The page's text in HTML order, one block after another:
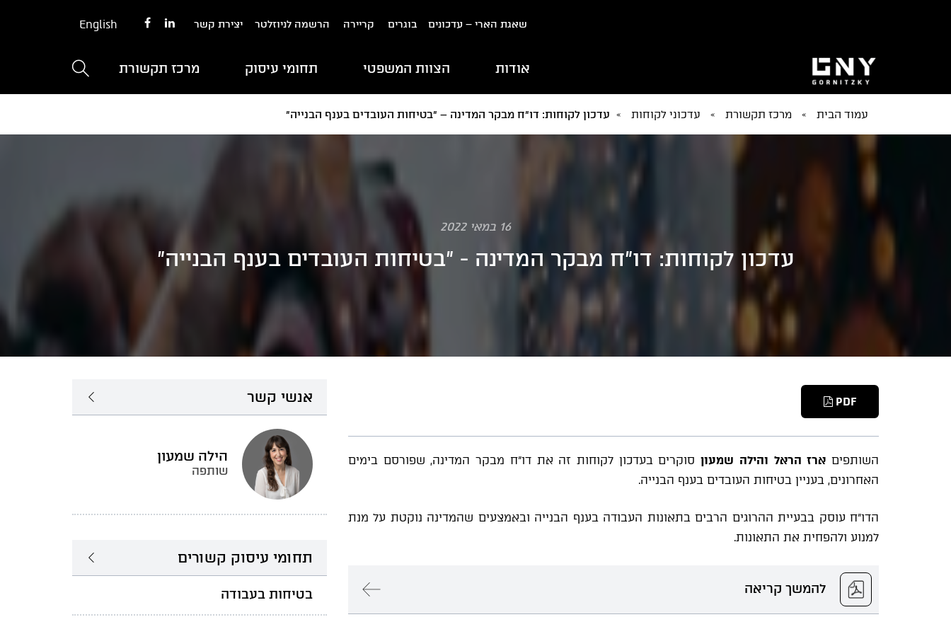
שאגת הארי – עדכונים בוגרים קריירה הרשמה לניוזלטר יצירת קשר English
אודות הצוות המשפטי תחומי עיסוק מרכז תקשורת
עמוד הבית » מרכז תקשורת » עדכוני לקוחות » עדכון לקוחות: דו"ח מבקר המדינה – "בטיחות העובדים בענף הבנייה"
16 במאי 2022
עדכון לקוחות: דו"ח מבקר המדינה - "בטיחות העובדים בענף הבנייה"
PDF
השותפים ארז הראל והילה שמעוןסוקרים בעדכון לקוחות זה את דו"ח מבקר המדינה, שפורסם בימים
האחרונים, בעניין בטיחות העובדים בענף הבנייה.
הדו"ח עוסק בבעיית ההרוגים הרבים בתאונות העבודה בענף הבנייה ובאמצעים שהמדינה נוקטת על מנת
למנוע ולהפחית את התאונות.
להמשך קריאה
אנשי קשר
הילה שמעון
שותפה
תחומי עיסוק קשורים
בטיחות בעבודה